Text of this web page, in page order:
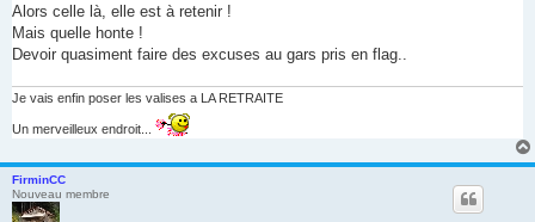
n
o
l
Alors celle là, elle est à retenir !
Mais quelle honte !
Devoir quasiment faire des excuses au gars pris en flag..
Je vais enfin poser les valises a LA RETRAITE
Un merveilleux endroit...
FirminCC
Nouveau membre